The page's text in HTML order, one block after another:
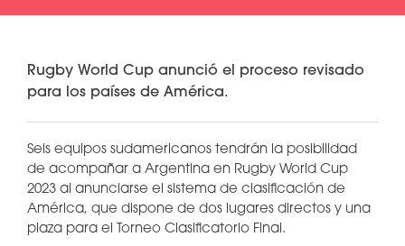
Rugby World Cup anunció el proceso revisado
para los países de América.
Seis equipos sudamericanos tendrán la posibilidad
de acompañar a Argentina en Rugby World Cup
2023 al anunciarse el sistema de clasificación de
América, que dispone de dos lugares directos y una
plaza para el Torneo Clasificatorio Final.